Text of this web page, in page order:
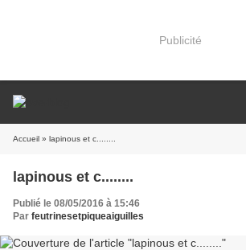
Publicité
Accueil » lapinous et c........
lapinous et c........
Publié le 08/05/2016 à 15:46
Par feutrinesetpiqueaiguilles